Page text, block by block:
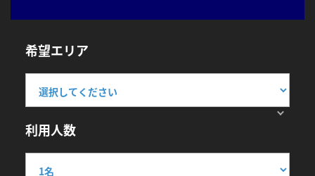
希望エリア
利用人数